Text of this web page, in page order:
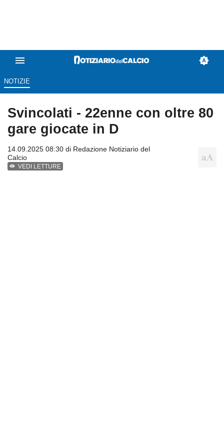
NOTIZIE
Svincolati - 22enne con oltre 80
gare giocate in D
14.09.2025 08:30 di Redazione Notiziario del
Calcio
VEDI LETTURE